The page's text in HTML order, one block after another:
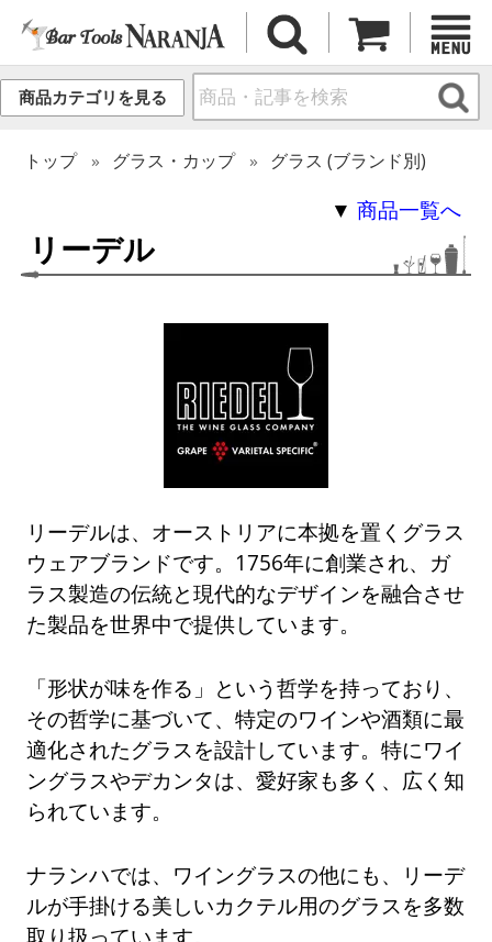
商品カテゴリを見る
トップ グラス・カップ グラス (ブランド別)
リーデル
▼商品一覧へ
リーデルは、オーストリアに本拠を置くグラス
ウェアブランドです。1756年に創業され、ガ
ラス製造の伝統と現代的なデザインを融合させ
た製品を世界中で提供しています。
「形状が味を作る」という哲学を持っており、
その哲学に基づいて、特定のワインや酒類に最
適化されたグラスを設計しています。特にワイ
ングラスやデカンタは、愛好家も多く、広く知
られています。
ナランハでは、ワイングラスの他にも、リーデ
ルが手掛ける美しいカクテル用のグラスを多数
取り扱っています。